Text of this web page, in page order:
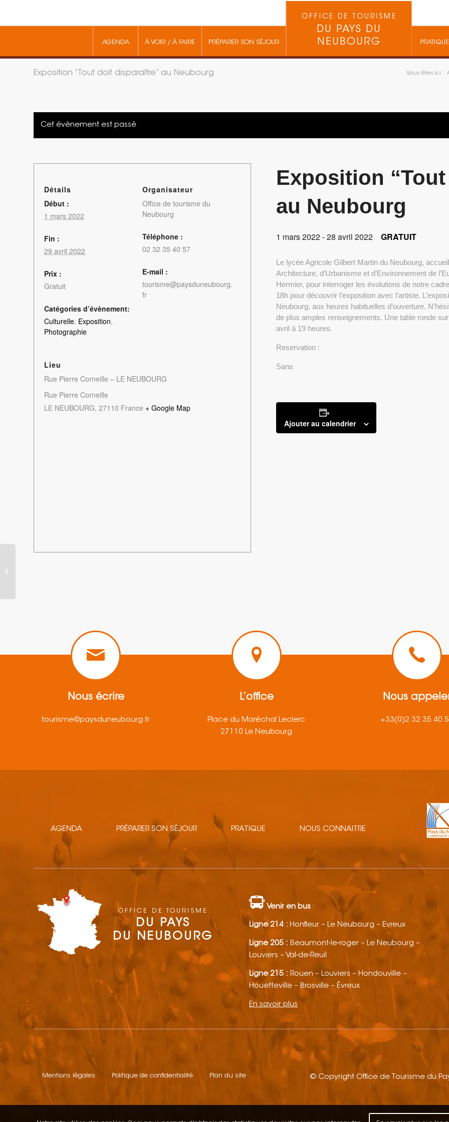
AGENDA À VOIR / À FAIRE PRÉPARER SON SÉJOUR
OFFICE DE TOURISME
DU PAYS DU
NEUBOURG
PRATIQUE
Exposition “Tout doit disparaître” au Neubourg Vous êtes ici :
Cet évènement est passé
Exposition
au Neubourg
1 mars 2022-28 avril 2022 GRATUIT
Le lycée Agricole Gilbert Martin du Neubourg,
Architecture, d’Urbanisme et d’Environnement de
Hermier, pour interroger les évolutions de notre
18h pour découvrir l’exposition avec l’artiste.
Neubourg, aux heures habituelles d’ouverture.
de plus amples renseignements. Une table ronde
avril à 19 heures.
Reservation :
Sans
Ajouter au calendrier
Détails
Début :
1 mars 2022
Fin :
29 avril 2022
Prix :
Gratuit
Catégories d’évènement:
Culturelle, Exposition,
Photographie
Organisateur
Office de tourisme du
Neubourg
Téléphone :
02 32 35 40 57
E-mail :
tourisme@paysduneubourg.
fr
Lieu
Rue Pierre Corneille – LE NEUBOURG
Rue Pierre Corneille
LE NEUBOURG, 27110 France + Google Map
Nous écrire
tourisme@paysduneubourg.fr
L’office
Place du Maréchal Leclerc
27110 Le Neubourg
Nous
+33(0)2 32 35 40
AGENDA PRÉPARER SON SÉJOUR PRATIQUE NOUS CONNAITRE
OFFICE DE TOURISME
DU PAYS
DU NEUBOURG
Venir en bus :
Ligne 214 : Honfleur – Le Neubourg – Evreux
Ligne 205 : Beaumont-le-roger – Le Neubourg –
Louviers – Val-de-Reuil
Ligne 215 : Rouen – Louviers – Hondouville –
Houetteville – Brosville – Évreux
En savoir plus
Mentions légales Politique de confidentialité Plan du site © Copyright Office de Tourisme du